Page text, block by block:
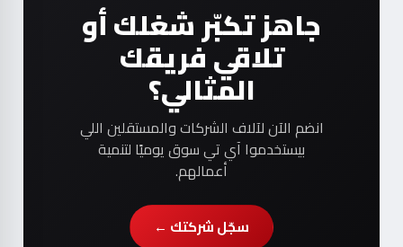
جاهز تكبّر شغلك أو
تلاقي فريقك
المثالي؟
انضم الآن لآلاف الشركات والمستقلين اللي
بيستخدموا آي تي سوق يوميًا لتنمية
أعمالهم.
سجّل شركتك ←